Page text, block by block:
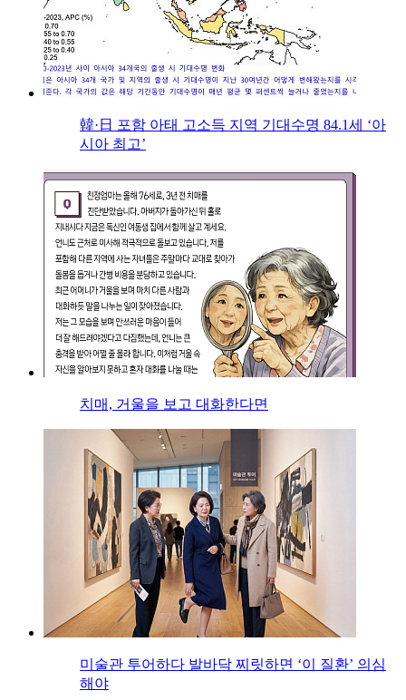
韓·日 포함 아태 고소득 지역 기대수명 84.1세 ‘아
시아 최고’
치매, 거울을 보고 대화한다면
미술관 투어하다 발바닥 찌릿하면 ‘이 질환’ 의심
해야